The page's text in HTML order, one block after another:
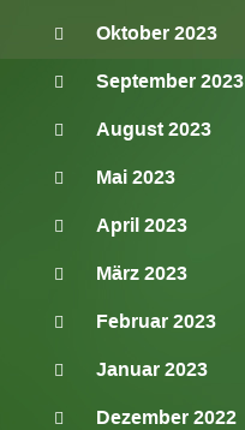
Oktober 2023
September 2023
August 2023
Mai 2023
April 2023
März 2023
Februar 2023
Januar 2023
Dezember 2022